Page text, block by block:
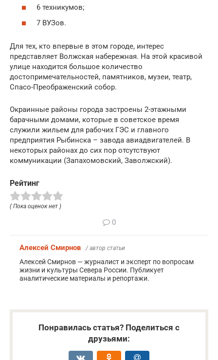
6 техникумов;
7 ВУЗов.
Для тех, кто впервые в этом городе, интерес
представляет Волжская набережная. На этой красивой
улице находится большое количество
достопримечательностей, памятников, музеи, театр,
Спасо-Преображенский собор.
Окраинные районы города застроены 2-этажными
барачными домами, которые в советское время
служили жильем для рабочих ГЭС и главного
предприятия Рыбинска – завода авиадвигателей. В
некоторых районах до сих пор отсутствуют
коммуникации (Запахомовский, Заволжский).
Рейтинг
( Пока оценок нет )
0
Алексей Смирнов / автор статьи
Алексей Смирнов — журналист и эксперт по вопросам
жизни и культуры Севера России. Публикует
аналитические материалы и репортажи.
Понравилась статья? Поделиться с
друзьями: